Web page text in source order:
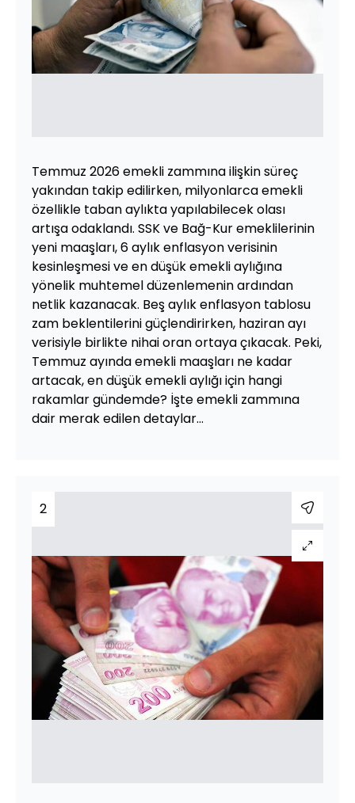
Temmuz 2026 emekli zammına ilişkin süreç
yakından takip edilirken, milyonlarca emekli
özellikle taban aylıkta yapılabilecek olası
artışa odaklandı. SSK ve Bağ-Kur emeklilerinin
yeni maaşları, 6 aylık enflasyon verisinin
kesinleşmesi ve en düşük emekli aylığına
yönelik muhtemel düzenlemenin ardından
netlik kazanacak. Beş aylık enflasyon tablosu
zam beklentilerini güçlendirirken, haziran ayı
verisiyle birlikte nihai oran ortaya çıkacak. Peki,
Temmuz ayında emekli maaşları ne kadar
artacak, en düşük emekli aylığı için hangi
rakamlar gündemde? İşte emekli zammına
dair merak edilen detaylar...
2